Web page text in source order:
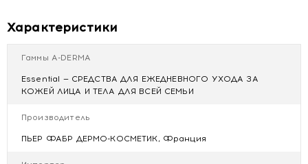
губы выглядят естественно.
Купить A-DERMA Бальзам для губ 4 г в Минске с
доставкой
Характеристики
Гаммы A-DERMA
Essential — СРЕДСТВА ДЛЯ ЕЖЕДНЕВНОГО УХОДА ЗА
КОЖЕЙ ЛИЦА И ТЕЛА ДЛЯ ВСЕЙ СЕМЬИ
Производитель
ПЬЕР ФАБР ДЕРМО-КОСМЕТИК, Франция